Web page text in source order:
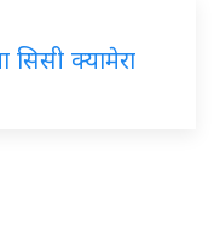
सिसी क्यामेरा